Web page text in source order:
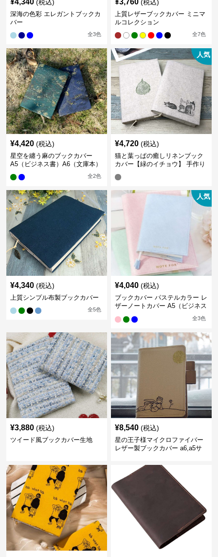
¥4,340 (税込)
深海の色彩 エレガントブックカ
バー
全3色
¥3,760 (税込)
上質レザーブックカバー ミニマ
ルコレクション
全7色
¥4,420 (税込)
星空を纏う麻のブックカバー
A5（ビジネス書）A6（文庫本）
全2色
人気
¥4,720 (税込)
猫と葉っぱの癒しリネンブック
カバー【緑のイチョウ】 手作り
¥4,340 (税込)
上質シンプル布製ブックカバー
全5色
人気
¥4,040 (税込)
ブックカバー パステルカラー レ
ザーノートカバー A5（ビジネス
全3色
¥3,880 (税込)
ツイード風ブックカバー生地
¥8,540 (税込)
星の王子様マイクロファイバー
レザー製ブックカバー a6,a5サ